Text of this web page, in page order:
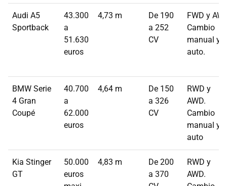
Audi A5
Sportback
43.300
a
51.630
euros
4,73 m
De 190
a 252
CV
FWD y
Cambio
manual y
auto.
BMW Serie
4 Gran
Coupé
40.700
a
62.000
euros
4,64 m
De 150
a 326
CV
RWD y
AWD.
Cambio
manual y
auto
Kia Stinger
GT
50.000
euros
4,83 m
De 200
a 370
RWD y
AWD.